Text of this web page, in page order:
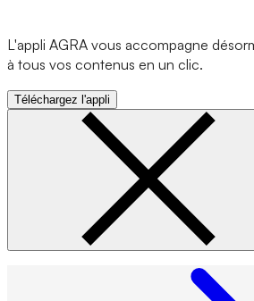
L'appli AGRA vous accompagne
à tous vos contenus en un clic.
Téléchargez l'appli